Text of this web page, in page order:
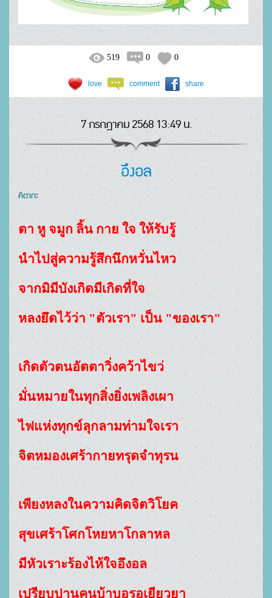
519 0 0
love comment share
7 กรกฎาคม 2568 13:49 น.
อึงอล
คีตากะ
ตา หู จมูก ลิ้น กาย ใจ ให้รับรู้
นำไปสู่ความรู้สึกนึกหวั่นไหว
จากมิมีบังเกิดมีเกิดที่ใจ
หลงยึดไว้ว่า "ตัวเรา" เป็น "ของเรา"
เกิดตัวตนอัตตาวิ่งคว้าไขว่
มั่นหมายในทุกสิ่งยิ่งเพลิงเผา
ไฟแห่งทุกข์ลุกลามท่ามใจเรา
จิตหมองเศร้ากายทรุดจำทุรน
เพียงหลงในความคิดจิตวิโยค
สุขเศร้าโศกโหยหาโกลาหล
มีหัวเราะร้องไห้ใจอึงอล
เปรียบปานคนบ้าบอรอเยียวยา